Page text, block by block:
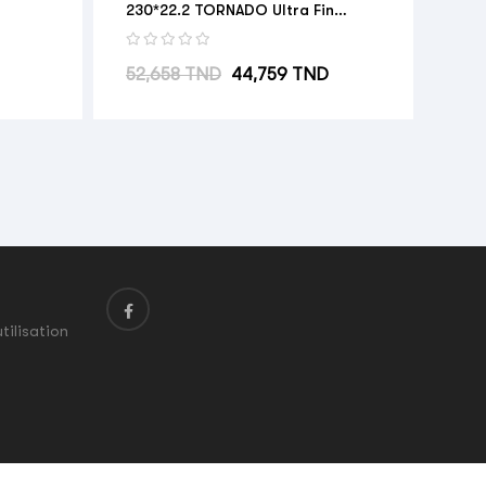
230*22.2 TORNADO Ultra Fin
Promo
Prix habituel
52,658 TND Prix
44,759 TND